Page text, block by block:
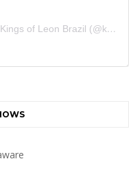
Uma publicação compartilhada por Kings of Leon Brazil (@kolbrazil)